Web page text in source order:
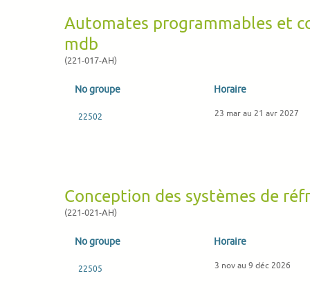
Automates programmables et
mdb
(221-017-AH)
No groupe Horaire
22502 23 mar au 21 avr 2027
Conception des systèmes de
(221-021-AH)
No groupe Horaire
22505 3 nov au 9 déc 2026